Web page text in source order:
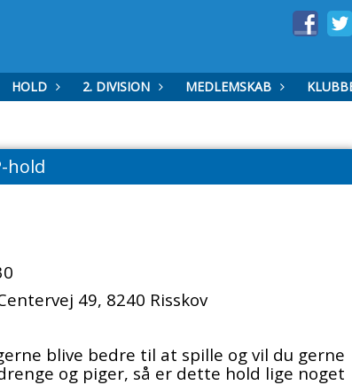
HOLD 2. DIVISION MEDLEMSKAB
hold
49, 8240 Risskov
blive bedre til at spille og vil du gerne
og piger, så er dette hold lige noget